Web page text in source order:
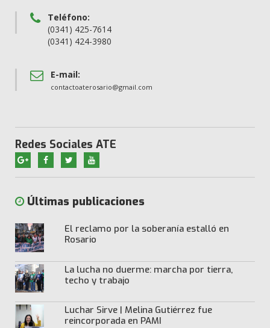
Teléfono:
(0341) 425-7614
(0341) 424-3980
E-mail:
contactoaterosario@gmail.com
Redes Sociales ATE
Últimas publicaciones
El reclamo por la soberanía estalló en
Rosario
La lucha no duerme: marcha por tierra,
techo y trabajo
Luchar Sirve | Melina Gutiérrez fue
reincorporada en PAMI